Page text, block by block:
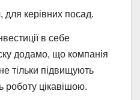
керівних посад.
в себе
додамо, що компанія
тільки підвищують
роботу цікавішою.